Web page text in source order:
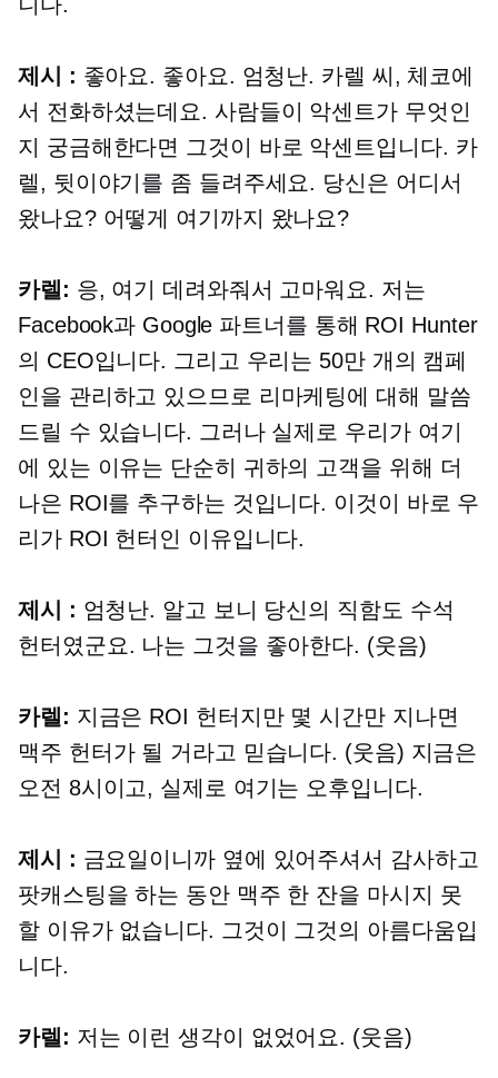
제시 : 좋아요. 좋아요. 엄청난. 카렐 씨, 체코에
서 전화하셨는데요. 사람들이 악센트가 무엇인
지 궁금해한다면 그것이 바로 악센트입니다. 카
렐, 뒷이야기를 좀 들려주세요. 당신은 어디서
왔나요? 어떻게 여기까지 왔나요?
카렐: 응, 여기 데려와줘서 고마워요. 저는
Facebook과 Google 파트너를 통해 ROI Hunter
의 CEO입니다. 그리고 우리는 50만 개의 캠페
인을 관리하고 있으므로 리마케팅에 대해 말씀
드릴 수 있습니다. 그러나 실제로 우리가 여기
에 있는 이유는 단순히 귀하의 고객을 위해 더
나은 ROI를 추구하는 것입니다. 이것이 바로 우
리가 ROI 헌터인 이유입니다.
제시 : 엄청난. 알고 보니 당신의 직함도 수석
헌터였군요. 나는 그것을 좋아한다. (웃음)
카렐: 지금은 ROI 헌터지만 몇 시간만 지나면
맥주 헌터가 될 거라고 믿습니다. (웃음) 지금은
오전 8시이고, 실제로 여기는 오후입니다.
제시 : 금요일이니까 옆에 있어주셔서 감사하고
팟캐스팅을 하는 동안 맥주 한 잔을 마시지 못
할 이유가 없습니다. 그것이 그것의 아름다움입
니다.
카렐: 저는 이런 생각이 없었어요. (웃음)